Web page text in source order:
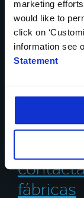
marketing
would like to
click on
information see
Statement
o
Envie-
fábricas